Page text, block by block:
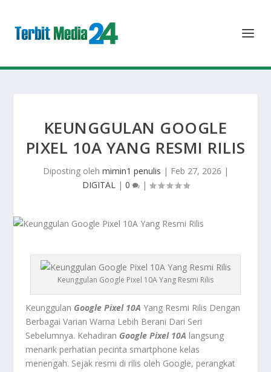
KEUNGGULAN GOOGLE
PIXEL 10A YANG RESMI RILIS
Diposting oleh mimin1 penulis | Feb 27, 2026 |
DIGITAL| 0 |
Keunggulan Google Pixel 10A Yang Resmi Rilis
Keunggulan Google Pixel 10A Yang Resmi Rilis Dengan
Berbagai Varian Warna Lebih Berani Dari Seri
Sebelumnya. Kehadiran Google Pixel 10A langsung
menarik perhatian pecinta smartphone kelas
menengah. Sejak resmi di rilis oleh Google, perangkat